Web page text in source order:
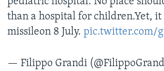
than a hospital for children.Yet, it
missileon 8 July. pic.twitter.com/
— Filippo Grandi